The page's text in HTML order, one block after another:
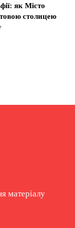
як Місто
столицею
матеріалу